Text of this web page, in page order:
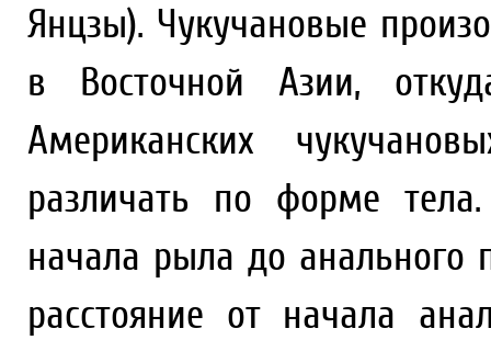
Янцзы). Чукучановые
в Восточной Азии,
Американских
различать по форме
начала рыла до анального
расстояние от начала